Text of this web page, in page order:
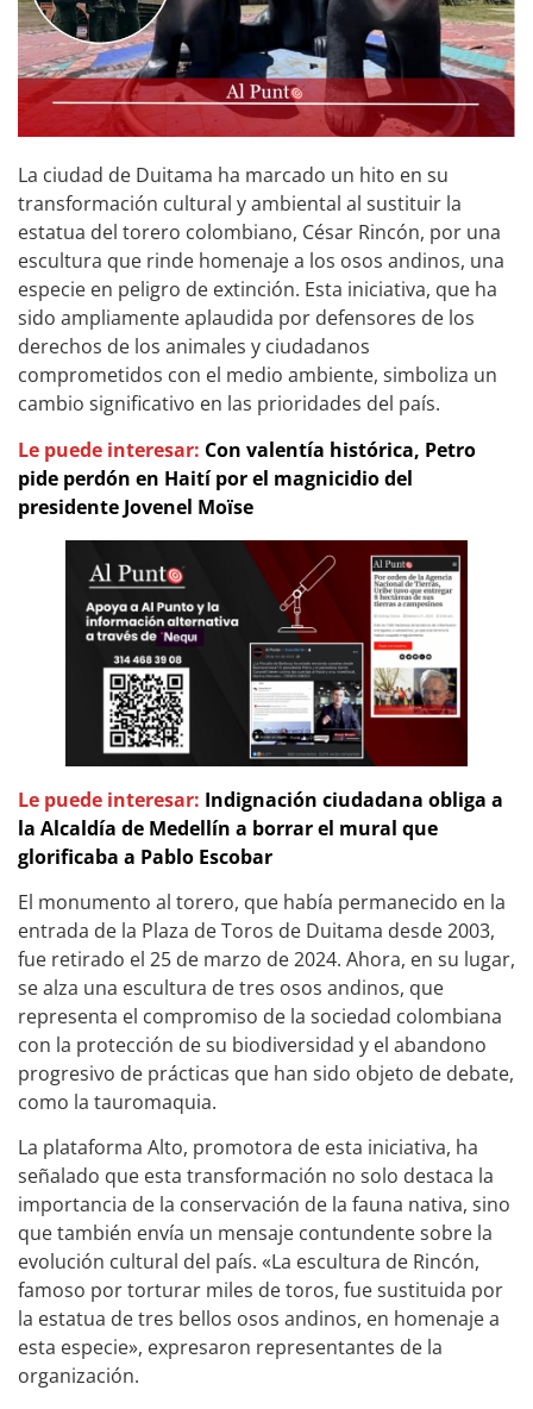
La ciudad de Duitama ha marcado un hito en su
transformación cultural y ambiental al sustituir la
estatua del torero colombiano, César Rincón, por una
escultura que rinde homenaje a los osos andinos, una
especie en peligro de extinción. Esta iniciativa, que ha
sido ampliamente aplaudida por defensores de los
derechos de los animales y ciudadanos
comprometidos con el medio ambiente, simboliza un
cambio significativo en las prioridades del país.
Le puede interesar: Con valentía histórica, Petro
pide perdón en Haití por el magnicidio del
presidente Jovenel Moïse
Le puede interesar: Indignación ciudadana obliga a
la Alcaldía de Medellín a borrar el mural que
glorificaba a Pablo Escobar
El monumento al torero, que había permanecido en la
entrada de la Plaza de Toros de Duitama desde 2003,
fue retirado el 25 de marzo de 2024. Ahora, en su lugar,
se alza una escultura de tres osos andinos, que
representa el compromiso de la sociedad colombiana
con la protección de su biodiversidad y el abandono
progresivo de prácticas que han sido objeto de debate,
como la tauromaquia.
La plataforma Alto, promotora de esta iniciativa, ha
señalado que esta transformación no solo destaca la
importancia de la conservación de la fauna nativa, sino
que también envía un mensaje contundente sobre la
evolución cultural del país. «La escultura de Rincón,
famoso por torturar miles de toros, fue sustituida por
la estatua de tres bellos osos andinos, en homenaje a
esta especie», expresaron representantes de la
organización.